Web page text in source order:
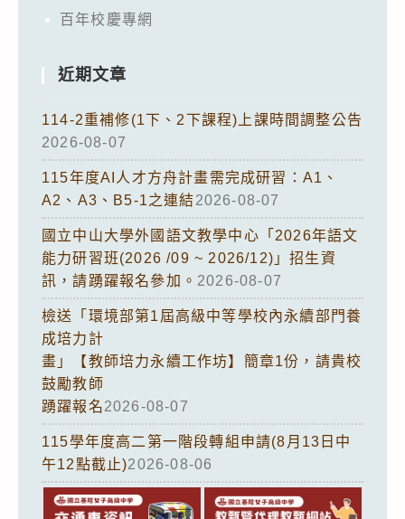
百年校慶專網
近期文章
114-2重補修(1下、2下課程)上課時間調整公告
2026-08-07
115年度AI人才方舟計畫需完成研習：A1、
A2、A3、B5-1之連結2026-08-07
國立中山大學外國語文教學中心「2026年語文
能力研習班(2026 /09 ~ 2026/12)」招生資
訊，請踴躍報名參加。 2026-08-07
檢送「環境部第1屆高級中等學校內永續部門養
成培力計
畫」【教師培力永續工作坊】簡章1份，請貴校
鼓勵教師
踴躍報名2026-08-07
115學年度高二第一階段轉組申請(8月13日中
午12點截止)2026-08-06